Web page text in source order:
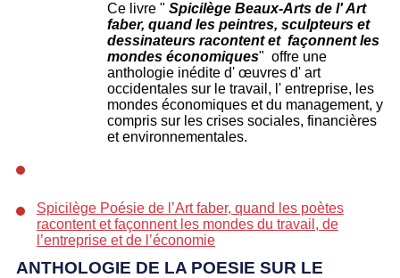
Ce livre " Spicilège Beaux-Arts de l' Art
faber, quand les peintres, sculpteurs et
dessinateurs racontent et façonnent les
mondes économiques" offre une
anthologie inédite d' œuvres d' art
occidentales sur le travail, l' entreprise, les
mondes économiques et du management, y
compris sur les crises sociales, financières
et environnementales.
Spicilège Poésie de l’Art faber, quand les poètes
racontent et façonnent les mondes du travail, de
l’entreprise et de l’économie
ANTHOLOGIE DE LA POESIE SUR LE